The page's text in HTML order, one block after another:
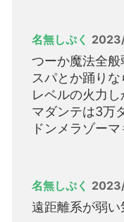
名無しぷく
つーか魔法全般
スパとか踊り
レベルの火力し
マダンテは3万
ドンメラゾー
名無しぷく
遠距離系が弱い